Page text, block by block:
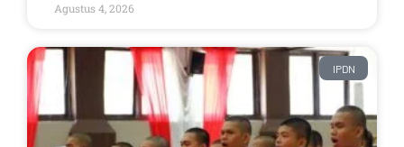
Agustus 4, 2026
IPDN